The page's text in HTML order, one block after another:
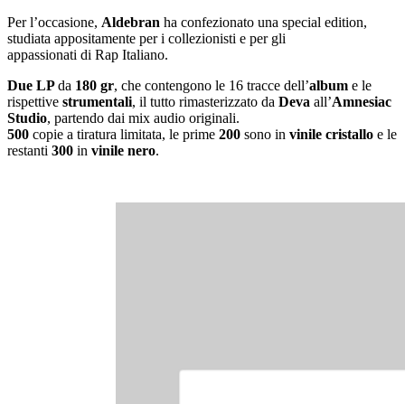
Per l’occasione, Aldebran ha confezionato una special edition,
studiata appositamente per i collezionisti e per gli
appassionati di Rap Italiano.
Due LPda 180 gr, che contengono le 16 tracce dell’album e le
rispettive strumentali, il tutto rimasterizzato da Deva all’Amnesiac
Studio, partendo dai mix audio originali.
500 copie a tiratura limitata, le prime 200 sono in vinile cristallo e le
restanti 300 in vinile nero.